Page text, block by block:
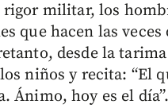
rigor militar, los
que hacen las
desde la
niños y recita: “El
Ánimo, hoy es el día”.